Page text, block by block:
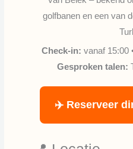
golfbanen en een van
Check-in: vanaf 15:00
Gesproken talen:
✈️ Reserveer